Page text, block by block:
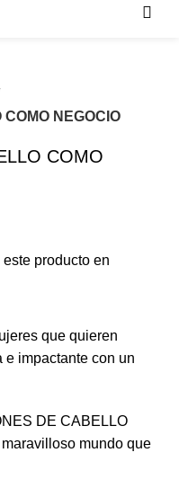
NEGOCIO
COMO
producto en
que quieren
e impactante con un
DE CABELLO
mundo que